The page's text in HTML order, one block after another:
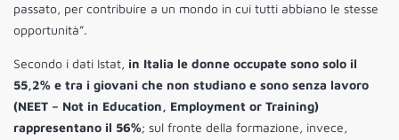
passato, per contribuire a un mondo in cui tutti abbiano le stesse
opportunità”.
Secondo i dati Istat, in Italia le donne occupate sono solo il
55,2% e tra i giovani che non studiano e sono senza lavoro
(NEET – Not in Education, Employment or Training)
rappresentano il 56%; sul fronte della formazione, invece,